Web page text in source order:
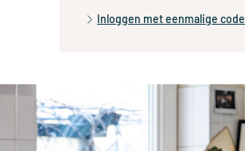
Inloggen met eenmalige code